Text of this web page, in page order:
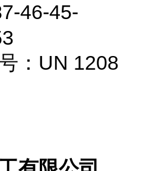
46-45-
：UN 1208